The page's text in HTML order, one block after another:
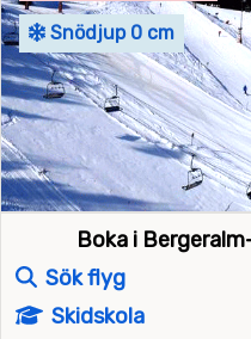
Snödjup 0 cm
Boka i
Sök flyg
Skidskola